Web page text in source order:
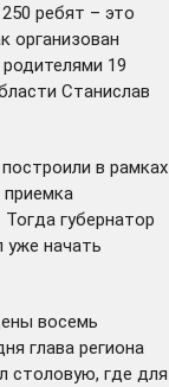
ребят – это
организован
19
Станислав
в рамках
губернатор
уже начать
восемь
глава региона
столовую, где для